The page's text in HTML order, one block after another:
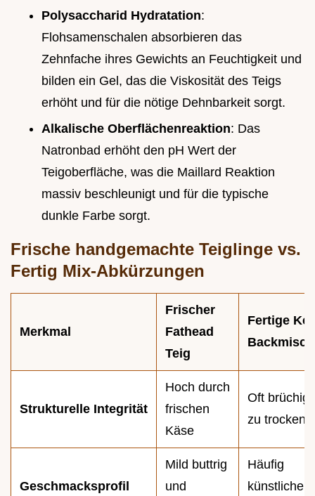
Polysaccharid Hydratation:
Flohsamenschalen absorbieren das
Zehnfache ihres Gewichts an Feuchtigkeit und
bilden ein Gel, das die Viskosität des Teigs
erhöht und für die nötige Dehnbarkeit sorgt.
Alkalische Oberflächenreaktion: Das
Natronbad erhöht den pH Wert der
Teigoberfläche, was die Maillard Reaktion
massiv beschleunigt und für die typische
dunkle Farbe sorgt.
Frische handgemachte Teiglinge vs.
Fertig Mix-Abkürzungen
Merkmal
Frischer
Fathead
Teig
Fertige
Strukturelle Integrität
Hoch durch
frischen
Käse
Oft brüchig
zu trocken
Geschmacksprofil
Mild buttrig
und
Häufig
künstlicher